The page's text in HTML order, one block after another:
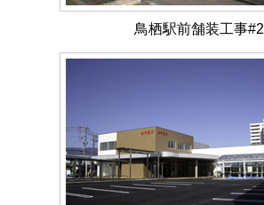
鳥栖駅前舗装工事#2